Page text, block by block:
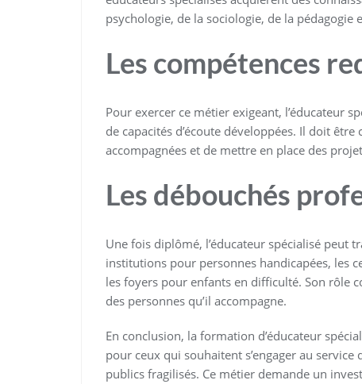
psychologie, de la sociologie, de la pédagogie
Les compétences
Pour exercer ce métier exigeant, l’éducateur
de capacités d’écoute développées. Il doit
accompagnées et de mettre en place des
Les débouchés
Une fois diplômé, l’éducateur spécialisé peut
institutions pour personnes handicapées, les
les foyers pour enfants en difficulté. Son rôle
des personnes qu’il accompagne.
En conclusion, la formation d’éducateur
pour ceux qui souhaitent s’engager au
publics fragilisés. Ce métier demande un